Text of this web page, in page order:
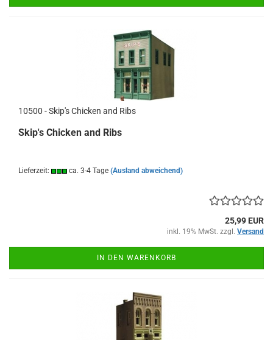
10500 - Skip's Chicken and Ribs
Skip's Chicken and Ribs
Lieferzeit: ca. 3-4 Tage (Ausland abweichend)
25,99 EUR
inkl. 19% MwSt. zzgl. Versand
IN DEN WARENKORB